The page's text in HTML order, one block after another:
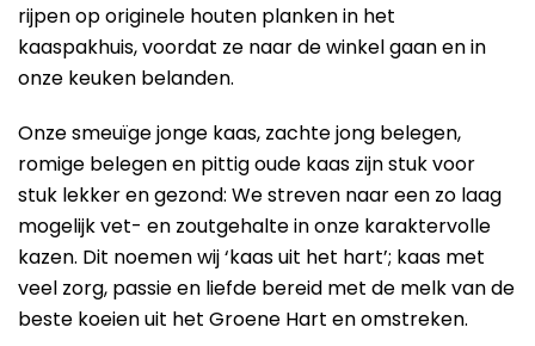
rijpen op originele houten planken in het
kaaspakhuis, voordat ze naar de winkel gaan en in
onze keuken belanden.
Onze smeuïge jonge kaas, zachte jong belegen,
romige belegen en pittig oude kaas zijn stuk voor
stuk lekker en gezond: We streven naar een zo laag
mogelijk vet- en zoutgehalte in onze karaktervolle
kazen. Dit noemen wij ‘kaas uit het hart’; kaas met
veel zorg, passie en liefde bereid met de melk van de
beste koeien uit het Groene Hart en omstreken.